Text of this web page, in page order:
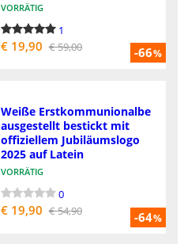
-66%
VORRÄTIG
1
€ 19,90 € 59,00
-64%
Weiße Erstkommunionalbe
ausgestellt bestickt mit
offiziellem Jubiläumslogo
2025 auf Latein
VORRÄTIG
0
€ 19,90 € 54,90